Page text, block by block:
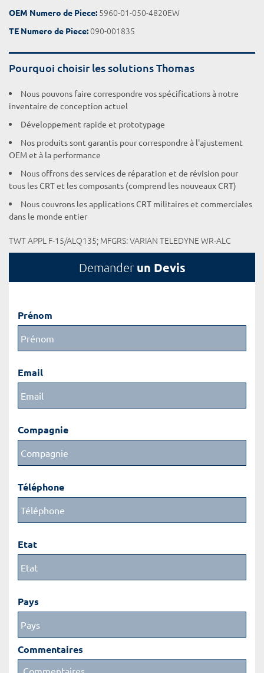
OEM Numero de Piece: 5960-01-050-4820EW
TE Numero de Piece:090-001835
Pourquoi choisir les solutions Thomas
Nous pouvons faire correspondre vos spécifications à notre
inventaire de conception actuel
Développement rapide et prototypage
Nos produits sont garantis pour correspondre à l'ajustement
OEM et à la performance
Nous offrons des services de réparation et de révision pour
tous les CRT et les composants (comprend les nouveaux CRT)
Nous couvrons les applications CRT militaires et commerciales
dans le monde entier
TWT APPL F-15/ALQ135; MFGRS: VARIAN TELEDYNE WR-ALC
Demander un Devis
Prénom
Email
Compagnie
Téléphone
Etat
Pays
Commentaires